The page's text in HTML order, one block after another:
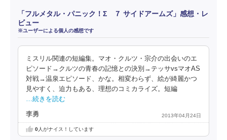
「フルメタル・パニック！Σ ７ サイドアームズ」感想・レ
ビュー
※ユーザーによる個人の感想です
ミスリル関連の短編集。マオ・クルツ・宗介の出会いのエ
ピソード→クルツの青春の記憶との決別→テッサvsマオAS
対戦→温泉エピソード、かな。相変わらず、絵が綺麗かつ
見やすく、迫力もある、理想のコミカライズ。短編
…続きを読む
李勇 2013年04月24日
0人がナイス！しています